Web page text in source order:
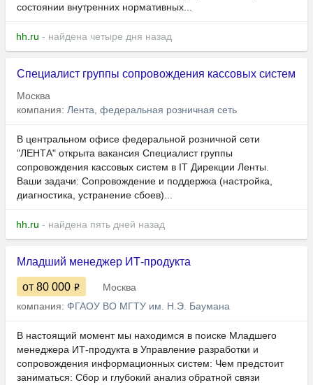
состоянии внутренних нормативных...
hh.ru - найдена четыре дня назад
Специалист группы сопровождения кассовых систем
Москва
компания: Лента, федеральная розничная сеть
В центральном офисе федеральной розничной сети
"ЛЕНТА" открыта вакансия Специалист группы
сопровождения кассовых систем в IT Дирекции Ленты.
Ваши задачи: Сопровождение и поддержка (настройка,
диагностика, устранение сбоев)...
hh.ru - найдена пять дней назад
Младший менеджер ИТ-продукта
от 80 000
Москва
компания: ФГАОУ ВО МГТУ им. Н.Э. Баумана
В настоящий момент мы находимся в поиске Младшего
менеджера ИТ-продукта в Управление разработки и
сопровождения информационных систем: Чем предстоит
заниматься: Сбор и глубокий анализ обратной связи